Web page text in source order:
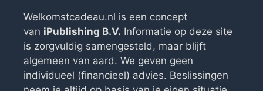
Welkomstcadeau.nl is een concept
van iPublishing B.V. Informatie op deze site
is zorgvuldig samengesteld, maar blijft
algemeen van aard. We geven geen
individueel (financieel) advies. Beslissingen